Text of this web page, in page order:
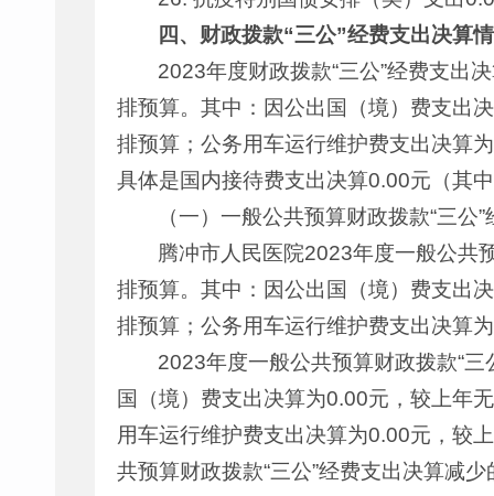
四、财政拨款“三公”经费支出决算
2023年度财政拨款“三公”经费支出
排预算。其中：因公出国（境）费支出
排预算；公务用车运行维护费支出决算
具体是国内接待费支出决算0.00元（其
（一）一般公共预算财政拨款“三公
腾冲市人民医院2023年度一般公共
排预算。其中：因公出国（境）费支出
排预算；公务用车运行维护费支出决算
2023年度一般公共预算财政拨款“
国（境）费支出决算为0.00元，较上年
用车运行维护费支出决算为0.00元，较
共预算财政拨款“三公”经费支出决算减